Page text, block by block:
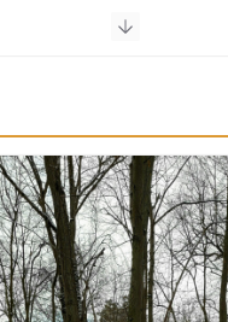
वजन घटाने के लिए 8
गाइड: पवित्र तीर्थ स्थल, दर्शन स्थल
1 Comment
खाने के शौकीनों के लिए
स्वादिष्ट व्यंजन